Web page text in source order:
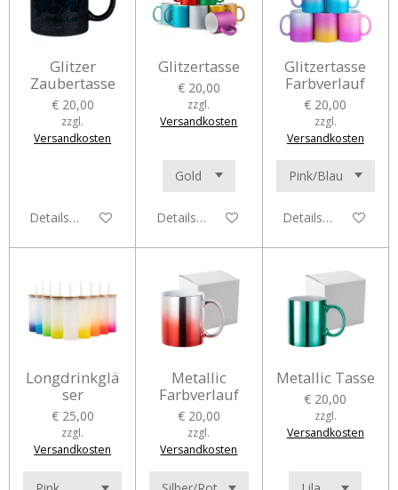
Glitzer
Zaubertasse
€ 20,00
zzgl.
Versandkosten
Details anzeigen
Glitzertasse
€ 20,00
zzgl.
Versandkosten
Details anzeigen
Glitzertasse
Farbverlauf
€ 20,00
zzgl.
Versandkosten
Details anzeigen
Longdrinkglä
ser
€ 25,00
zzgl.
Versandkosten
Metallic
Farbverlauf
€ 20,00
zzgl.
Versandkosten
Metallic Tasse
€ 20,00
zzgl.
Versandkosten